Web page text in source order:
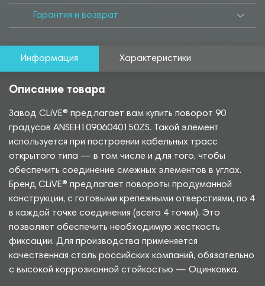
Гарантия и возврат
Информация Характеристики
Описание товара
Завод CLiVE® предлагает вам купить поворот 90
градусов ANSEH10906040150ZS. Такой элемент
используется при построении кабельных трасс
открытого типа — в том числе и для того, чтобы
обеспечить соединение смежных элементов в углах.
Бренд CLiVE® предлагает повороты продуманной
конструкции, с готовыми крепежными отверстиями, по 4
в каждой точке соединения (всего 4 точки). Это
позволяет обеспечить необходимую жесткость
фиксации. Для производства применяется
качественная сталь российских компаний, обязательно
с высокой коррозионной стойкостью — Оцинковка.